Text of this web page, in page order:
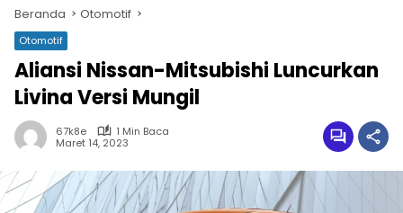
Beranda Otomotif
Otomotif
Aliansi Nissan-Mitsubishi Luncurkan
Livina Versi Mungil
67k8e
1 Min Baca
Maret 14, 2023